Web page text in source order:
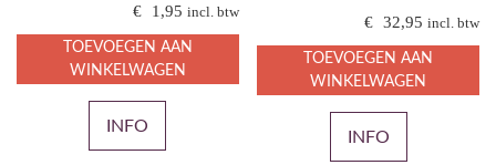
€ 1,95 incl. btw
TOEVOEGEN AAN
WINKELWAGEN
INFO
€ 32,95 incl. btw
TOEVOEGEN AAN
WINKELWAGEN
INFO